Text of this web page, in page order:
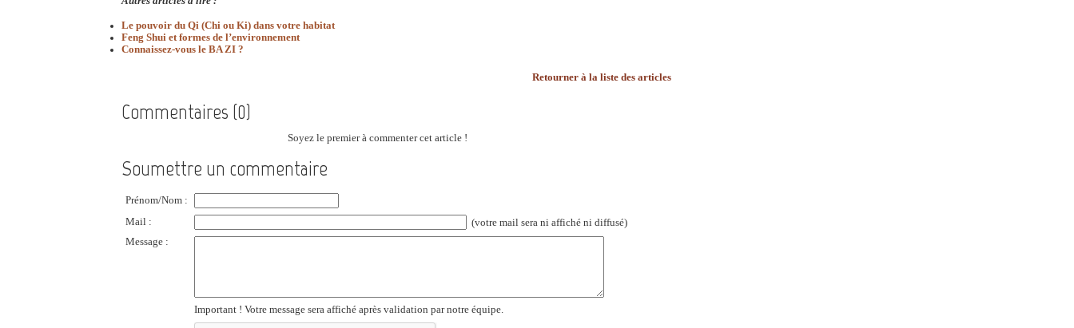
Le pouvoir du Qi (Chi ou Ki) dans votre habitat
Feng Shui et formes de l’environnement
Connaissez-vous le BA ZI ?
Retourner à la liste des articles
Commentaires (0)
Soyez le premier à commenter cet article !
Soumettre un commentaire
Prénom/Nom :
Mail :
(votre mail sera ni affiché ni diffusé)
Message :
Important ! Votre message sera affiché après validation par notre équipe.